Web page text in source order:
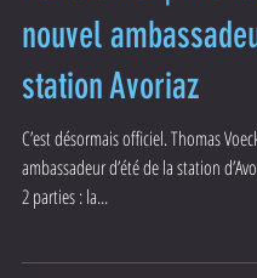
11 mars 2018
Partenariat | Thomas
nouvel
station Avoriaz